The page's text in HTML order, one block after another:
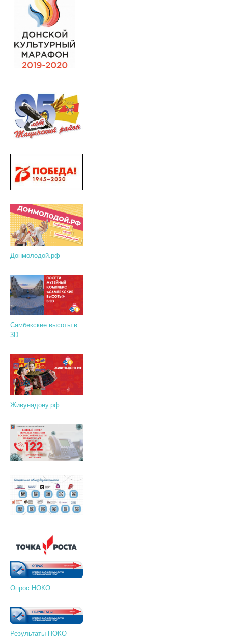
Донмолодой.рф
Самбекские высоты в
3D
Живунадону.рф
Опрос НОКО
Результаты НОКО